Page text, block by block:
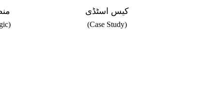
کیس اسٹڈی
(Case Study)